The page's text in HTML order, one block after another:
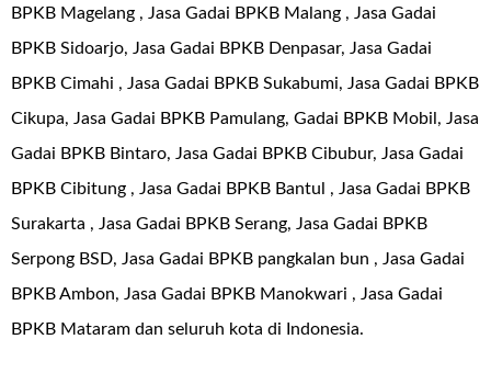
BPKB Magelang , Jasa Gadai BPKB Malang , Jasa Gadai
BPKB Sidoarjo, Jasa Gadai BPKB Denpasar, Jasa Gadai
BPKB Cimahi , Jasa Gadai BPKB Sukabumi, Jasa Gadai BPKB
Cikupa, Jasa Gadai BPKB Pamulang, Gadai BPKB Mobil, Jasa
Gadai BPKB Bintaro, Jasa Gadai BPKB Cibubur, Jasa Gadai
BPKB Cibitung , Jasa Gadai BPKB Bantul , Jasa Gadai BPKB
Surakarta , Jasa Gadai BPKB Serang, Jasa Gadai BPKB
Serpong BSD, Jasa Gadai BPKB pangkalan bun , Jasa Gadai
BPKB Ambon, Jasa Gadai BPKB Manokwari , Jasa Gadai
BPKB Mataram dan seluruh kota di Indonesia.